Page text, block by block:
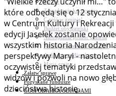
Parafie
Zarządzanie kryzysowe
C.ześć w gminie!
Budżet obywatelski
Nieodpłatna pomoc prawna
Niezbędnik mieszkańca PDF
Aplikacja mMieszkaniec
Mapa gminy
Załatw sprawę
Pozyskane fundusze
GOSPODARKA ODPADAMI
które odbędą się o 12
w Centrum Kultury i Rekreacji
edycji Jasełek zostanie
wszystkim historia
perspektywy Maryi -
oczywistej tematyki
widzów i pozwoli na nowo
dzieciństwa historię.